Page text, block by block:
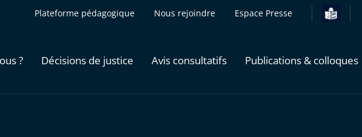
Plateforme pédagogique Nous rejoindre Espace Presse
? Décisions de justice Avis consultatifs Publications & colloques